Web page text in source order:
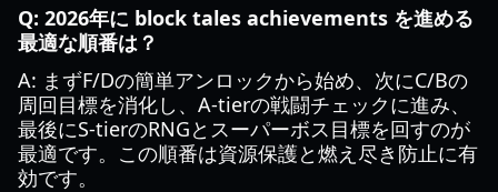
Q: 2026年に block tales achievements を進める
最適な順番は？
A: まずF/Dの簡単アンロックから始め、次にC/Bの
周回目標を消化し、A-tierの戦闘チェックに進み、
最後にS-tierのRNGとスーパーボス目標を回すのが
最適です。この順番は資源保護と燃え尽き防止に有
効です。